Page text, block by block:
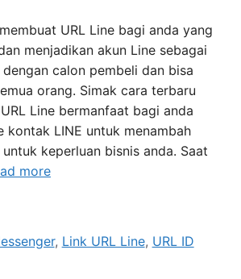
URL Line bagi anda yang
menjadikan akun Line sebagai
calon pembeli dan bisa
orang. Simak cara terbaru
Line bermanfaat bagi anda
kontak LINE untuk menambah
keperluan bisnis anda. Saat
more
, Link URL Line, URL ID